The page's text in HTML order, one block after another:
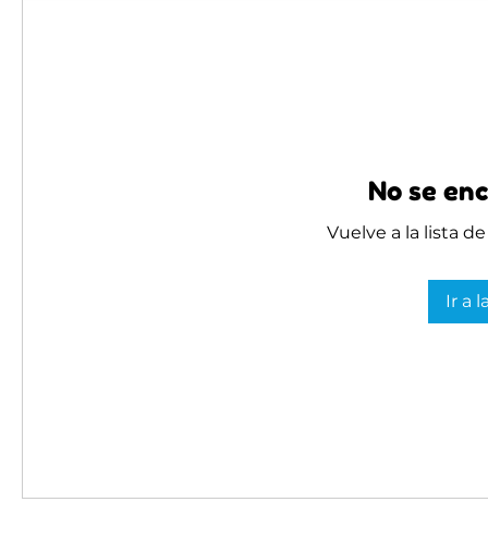
No se
Vuelve a la lista
Ir a